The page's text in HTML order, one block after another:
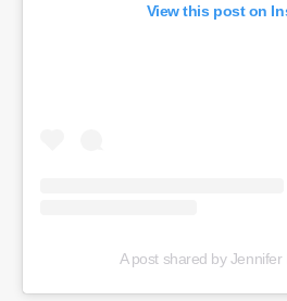
View this post on
A post shared by Jennifer